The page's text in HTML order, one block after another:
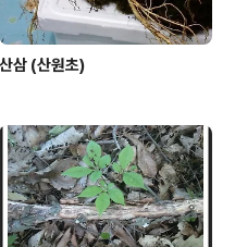
산삼 (산원초)